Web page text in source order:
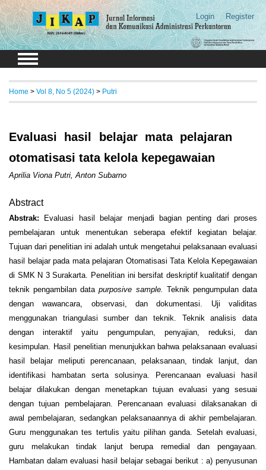
Login Register
Home > Vol 8, No 5 (2024) > Putri
Evaluasi hasil belajar mata pelajaran
otomatisasi tata kelola kepegawaian
Aprilia Viona Putri, Anton Subarno
Abstract
Abstrak:
Evaluasi hasil belajar menjadi bagian penting dari proses
pembelajaran untuk menentukan seberapa efektif kegiatan belajar.
Tujuan dari penelitian ini adalah untuk mengetahui pelaksanaan evaluasi
hasil belajar pada mata pelajaran Otomatisasi Tata Kelola Kepegawaian
di SMK N 3 Surakarta. Penelitian ini bersifat deskriptif kualitatif dengan
teknik pengambilan datapurposive sample. Teknik pengumpulan data
dengan wawancara, observasi, dan dokumentasi. Uji validitas
menggunakan triangulasi sumber dan teknik. Teknik analisis data
dengan interaktif yaitu pengumpulan, penyajian, reduksi, dan
kesimpulan. Hasil penelitian menunjukkan bahwa pelaksanaan evaluasi
hasil belajar meliputi perencanaan, pelaksanaan, tindak lanjut, dan
identifikasi hambatan serta solusinya. Perencanaan evaluasi hasil
belajar dilakukan dengan menetapkan tujuan evaluasi yang sesuai
dengan tujuan pembelajaran. Perencanaan evaluasi dilaksanakan di
awal pembelajaran, sedangkan pelaksanaannya di akhir pembelajaran.
Guru menggunakan tes tertulis yaitu pilihan ganda. Setelah evaluasi,
guru melakukan tindak lanjut berupa remedial dan pengayaan.
Hambatan dalam evaluasi hasil belajar sebagai berikut : a) penyusunan